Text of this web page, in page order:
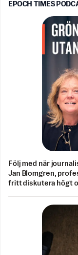
EPOCH TIMES
Följ med när
Jan Blomgren,
fritt diskutera högt